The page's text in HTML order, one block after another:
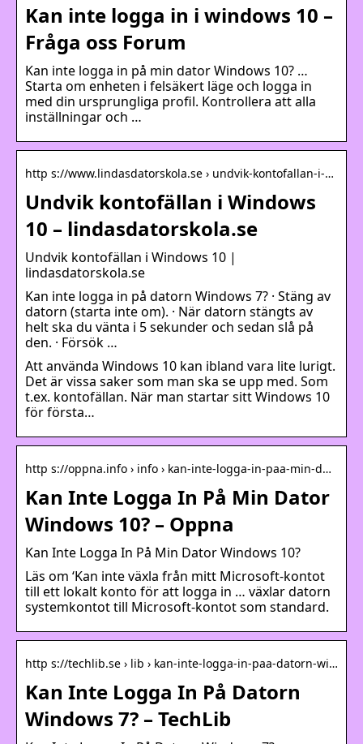
Kan inte logga in i windows 10 –
Fråga oss Forum
Kan inte logga in på min dator Windows 10? …
Starta om enheten i felsäkert läge och logga in
med din ursprungliga profil. Kontrollera att alla
inställningar och …
http s://www.lindasdatorskola.se › undvik-kontofallan-i-…
Undvik kontofällan i Windows
10 – lindasdatorskola.se
Undvik kontofällan i Windows 10 |
lindasdatorskola.se
Kan inte logga in på datorn Windows 7? · Stäng av
datorn (starta inte om). · När datorn stängts av
helt ska du vänta i 5 sekunder och sedan slå på
den. · Försök …
Att använda Windows 10 kan ibland vara lite lurigt.
Det är vissa saker som man ska se upp med. Som
t.ex. kontofällan. När man startar sitt Windows 10
för första…
http s://oppna.info › info › kan-inte-logga-in-paa-min-d…
Kan Inte Logga In På Min Dator
Windows 10? – Oppna
Kan Inte Logga In På Min Dator Windows 10?
Läs om ‘Kan inte växla från mitt Microsoft-kontot
till ett lokalt konto för att logga in … växlar datorn
systemkontot till Microsoft-kontot som standard.
http s://techlib.se › lib › kan-inte-logga-in-paa-datorn-wi…
Kan Inte Logga In På Datorn
Windows 7? – TechLib